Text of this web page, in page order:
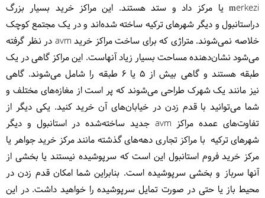
m erkezi یا مرکز داد و ستد هستند. این مراکز خرید بسیار بزرگ
دراستانبول و دیگر شهرهای ترکیه ساخته شده‌اند و در یک مجتمع کوچک
خلاصه نمی‌شوند. متراژی که برای ساخت مراکز خرید avm د
ر نظر گرفته
می‌شود نشان‌دهنده مساحت بسیار زیاد آنهاست. این مراکز گاهی در یک
طبقه هستند و گاهی بیش از 5 یا 6 طبقه را شامل می‌شوند. گاهی
نیز مانند یک شهرک طراحی می‌شوند که پر است از مغازه‌های مختلف و
شما می‌توانید با قدم زدن در خیابان‌های آن خرید کنید. یکی دیگر از
تفاوت‌های عمده مراکز
avm جدید ساخته‌شده در استانبول و دیگر
شهرهای ترکیه با مراکز تجاری دهه‌های گذشته مانند مرکز خرید جواهر یا
مرکز خرید فروم استانبول این است که سرپوشیده نیستند یا بخشی از
آنها سرباز و بخشی سرپوشیده است. بنابراین شما امکان قدم زدن در
محیط باز یا حتی در صورت تمایل سرپوشیده را خواهید داشت. در این